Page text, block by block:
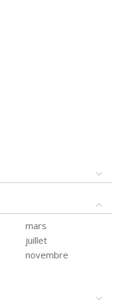
mars
juillet
novembre